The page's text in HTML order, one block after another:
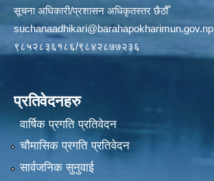
सूचना अधिकारी/प्रशासन अधिकृतस्तर छैठौँ
suchanaadhikari@barahapokharimun.gov.np
९८५२८३६१८६/९८४२८७७२३६
प्रतिवेदनहरु
वार्षिक प्रगति प्रतिवेदन
चौमासिक प्रगति प्रतिवेदन
सार्वजनिक सुनुवाई